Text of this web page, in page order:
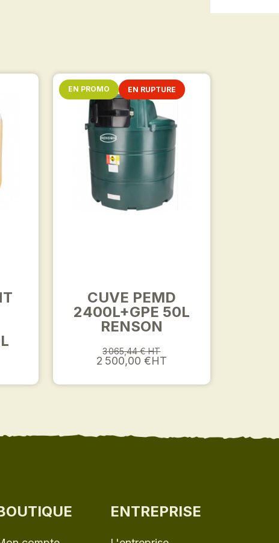
CUVE PEMD
2400L+GPE 50L
RENSON
3 065,44 € HT
2 500,00 €HT
EN PROMO EN RUPTURE
ENTREPRISE